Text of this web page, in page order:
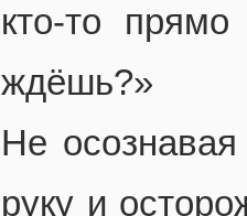
кто-то
ждёшь?»
Не
руку и